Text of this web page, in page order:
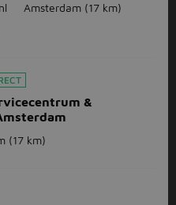
Amsterdam (17 km)
&
(17 km)